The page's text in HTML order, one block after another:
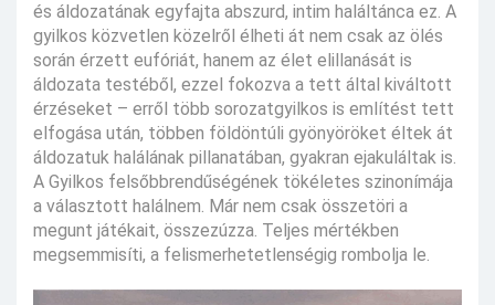
és áldozatának egyfajta abszurd, intim haláltánca ez. A
gyilkos közvetlen közelről élheti át nem csak az ölés
során érzett eufóriát, hanem az élet elillanását is
áldozata testéből, ezzel fokozva a tett által kiváltott
érzéseket – erről több sorozatgyilkos is említést tett
elfogása után, többen földöntúli gyönyöröket éltek át
áldozatuk halálának pillanatában, gyakran ejakuláltak is.
A Gyilkos felsőbbrendűségének tökéletes szinonímája
a választott halálnem. Már nem csak összetöri a
megunt játékait, összezúzza. Teljes mértékben
megsemmisíti, a felismerhetetlenségig rombolja le.